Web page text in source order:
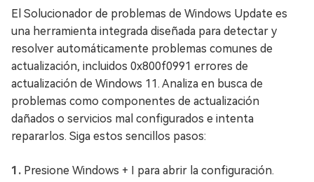
El Solucionador de problemas de Windows Update es
una herramienta integrada diseñada para detectar y
resolver automáticamente problemas comunes de
actualización, incluidos 0x800f0991 errores de
actualización de Windows 11. Analiza en busca de
problemas como componentes de actualización
dañados o servicios mal configurados e intenta
repararlos. Siga estos sencillos pasos:
Presione Windows + I para abrir la configuración.